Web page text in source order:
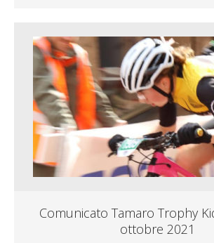
Comunicato Tamaro Trophy
ottobre 2021